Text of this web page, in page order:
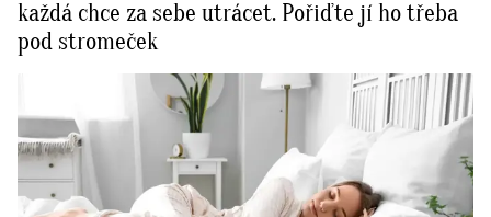
každá chce za sebe utrácet. Pořiďte jí ho třeba
pod stromeček